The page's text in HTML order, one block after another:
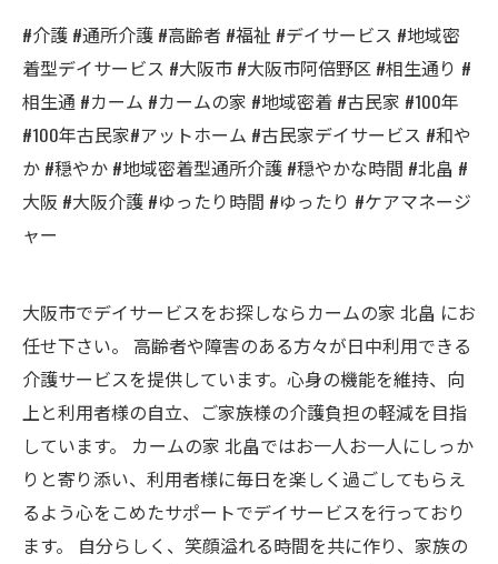
#介護 #通所介護 #高齢者 #福祉 #デイサービス #地域密
着型デイサービス #大阪市 #大阪市阿倍野区 #相生通り #
相生通 #カーム #カームの家 #地域密着 #古民家 #100年
#100年古民家#アットホーム #古民家デイサービス #和や
か #穏やか #地域密着型通所介護 #穏やかな時間 #北畠 #
大阪 #大阪介護 #ゆったり時間 #ゆったり #ケアマネージ
ャー
大阪市でデイサービスをお探しならカームの家 北畠 にお
任せ下さい。 高齢者や障害のある方々が日中利用できる
介護サービスを提供しています。心身の機能を維持、向
上と利用者様の自立、ご家族様の介護負担の軽減を目指
しています。 カームの家 北畠ではお一人お一人にしっか
りと寄り添い、利用者様に毎日を楽しく過ごしてもらえ
るよう心をこめたサポートでデイサービスを行っており
ます。 自分らしく、笑顔溢れる時間を共に作り、家族の